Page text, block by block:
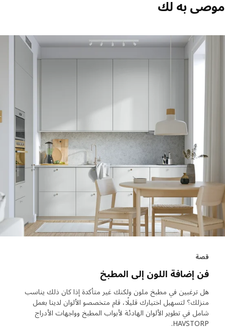
به لك
قصة
فن إضافة اللون إلى المطبخ
هل ترغبين في مطبخ ملون ولكنك غير متأكدة إذا كان ذلك يناسب
منزلك؟ لتسهيل اختيارك قليلًا، قام متخصصو الألوان لدينا بعمل
شامل في تطوير الألوان الهادئة لأبواب المطبخ وواجهات الأدراج
HAVSTORP.